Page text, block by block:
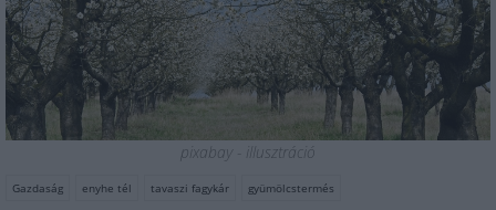
pixabay - illusztráció
Gazdaság enyhe tél tavaszi fagykár gyümölcstermés